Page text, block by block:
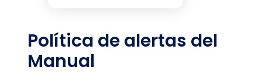
Política de alertas del
Manual